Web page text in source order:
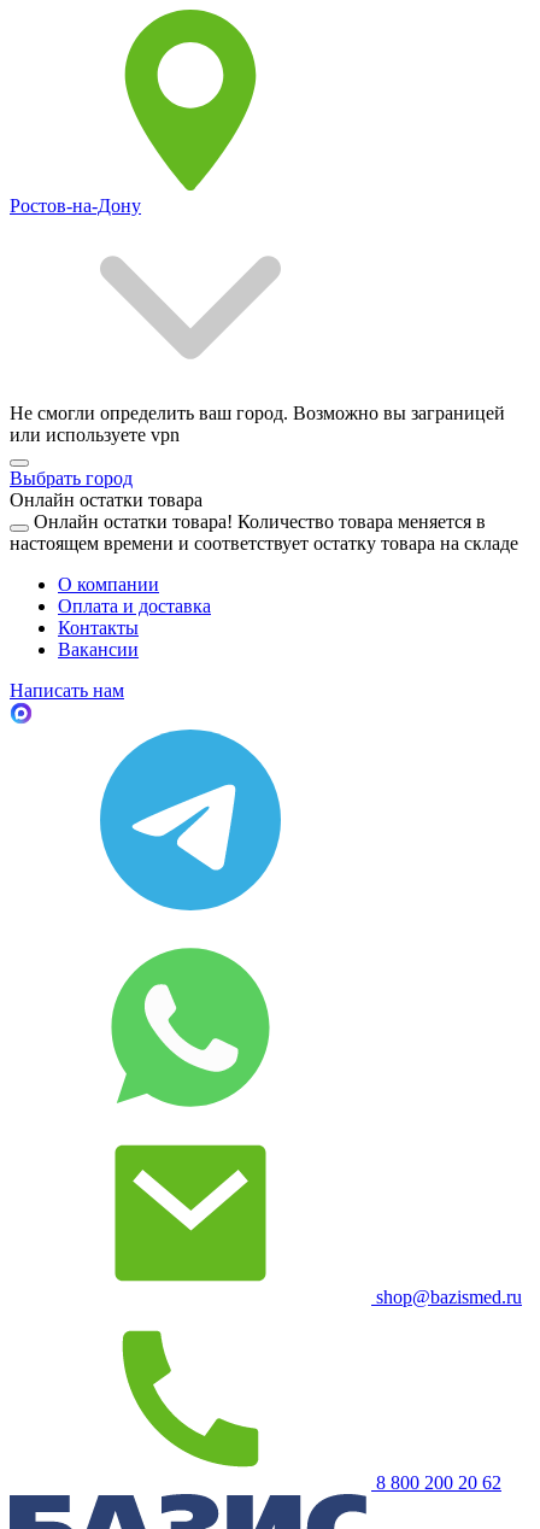
Ростов-на-Дону
Не смогли определить ваш город. Возможно вы заграницей
или используете vpn
Выбрать город
Онлайн остатки товара
Онлайн остатки товара! Количество товара меняется в
настоящем времени и соответствует остатку товара на складе
О компании
Оплата и доставка
Контакты
Вакансии
Написать нам
shop@bazismed.ru
8 800 200 20 62